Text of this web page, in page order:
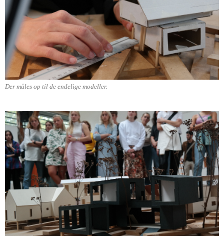
Der måles op til de endelige modeller.